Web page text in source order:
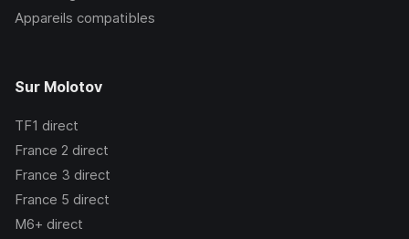
Appareils compatibles
Sur Molotov
TF1 direct
France 2 direct
France 3 direct
France 5 direct
M6+ direct